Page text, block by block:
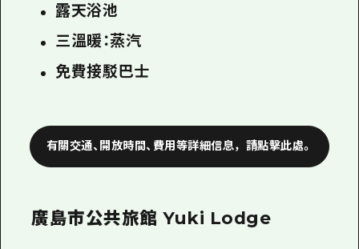
露天浴池
三溫暖：蒸汽
免費接駁巴士
有關交通、開放時間、費用等詳細信息，請點擊此處。
廣島市公共旅館 Yuki Lodge